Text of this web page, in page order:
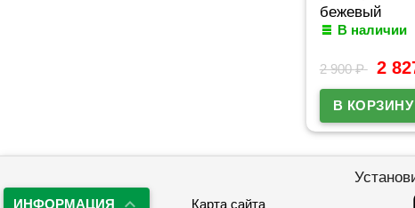
бежевый
В наличии
2 900₽ 2
ИНФОРМАЦИЯ Карта сайта